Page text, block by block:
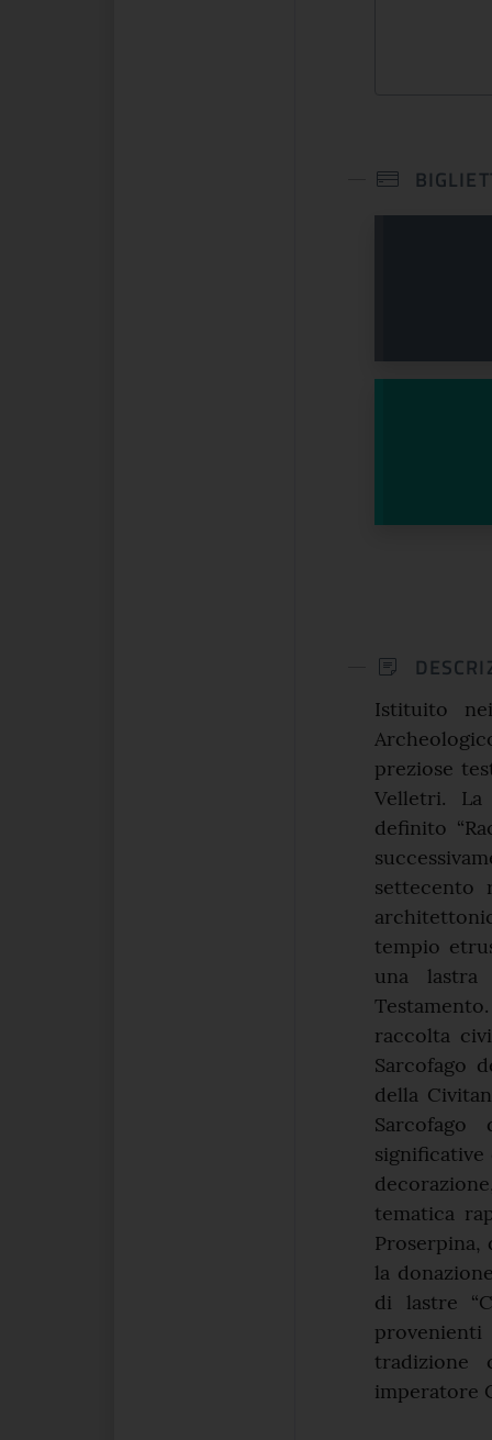
Istituito
preziose
Velletri.
definito
settecento
tempio
una
raccolta
Sarcofago
della
significative
tematica
Proserpina,
la
di lastre
imperatore